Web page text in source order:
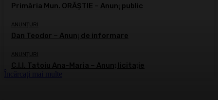
Primăria Mun. ORĂȘTIE – Anunţ public
ANUNȚURI
Dan Teodor – Anunţ de informare
ANUNȚURI
C.I.I. Tatoiu Ana-Maria – Anunţ licitaţie
Încărcați mai multe